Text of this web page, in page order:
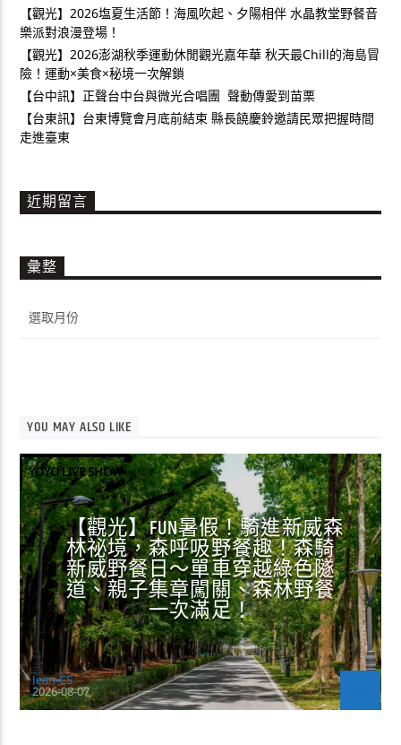
【觀光】2026塩夏生活節！海風吹起、夕陽相伴 水晶教堂野餐音
樂派對浪漫登場！
【觀光】2026澎湖秋季運動休閒觀光嘉年華 秋天最Chill的海島冒
險！運動×美食×秘境一次解鎖
【台中訊】正聲台中台與微光合唱團 聲動傳愛到苗栗
【台東訊】台東博覽會月底前結束 縣長饒慶鈴邀請民眾把握時間
走進臺東
近期留言
彙整
整
YOU MAY ALSO LIKE
YOYO LIVE SHOW
【觀光】FUN暑假！騎進新威森
林祕境，森呼吸野餐趣！森騎
新威野餐日～單車穿越綠色隧
道、親子集章闖關、森林野餐
一次滿足！
Jean-CS
2026-08-07